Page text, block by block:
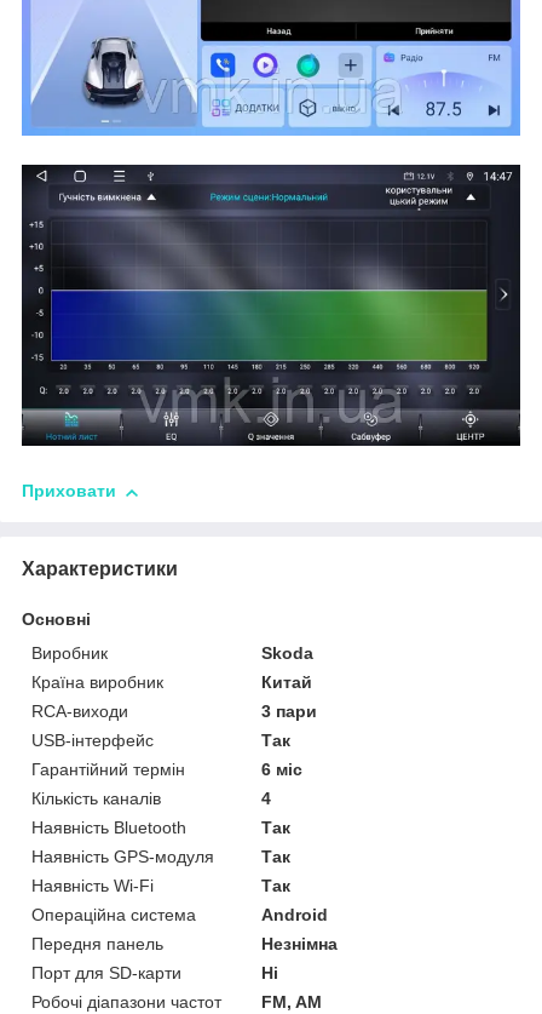
Приховати
Характеристики
Основні
Виробник
Skoda
Країна виробник
Китай
RCA-виходи
3 пари
USB-інтерфейс
Так
Гарантійний термін
6 міс
Кількість каналів
4
Наявність Bluetooth
Так
Наявність GPS-модуля
Так
Наявність Wi-Fi
Так
Операційна система
Android
Передня панель
Незнімна
Порт для SD-карти
Ні
Робочі діапазони частот
FM, AM